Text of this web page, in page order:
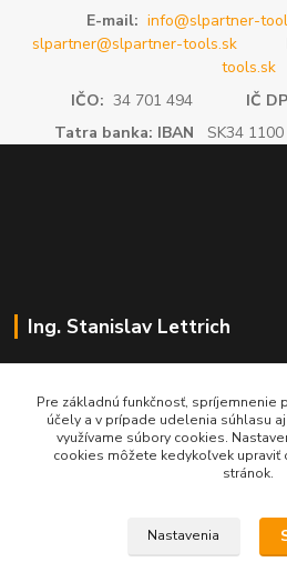
E-mail: info@slpartner-
slpartner@slpartner-tools.sk
tools.sk
IČO: 34 701 494 IČ
Tatra banka: IBAN SK34
Ing. Stanislav Lettrich
+421 905 545 198
NONSTOP
Pre základnú funkčnosť, spríjemnenie
účely a v prípade udelenia súhlasu
využívame súbory cookies.
cookies môžete kedykoľvek upraviť
stránok.
Nastavenia